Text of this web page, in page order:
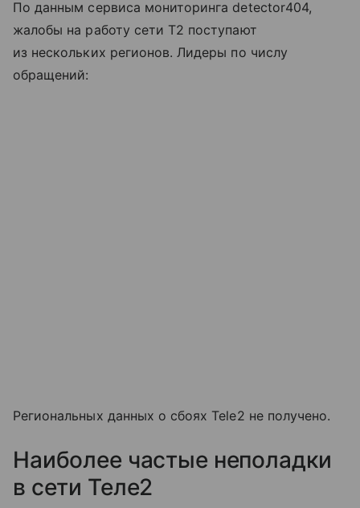
По данным сервиса мониторинга detector404,
жалобы на работу сети T2 поступают
из нескольких регионов. Лидеры по числу
обращений:
Региональных данных о сбоях Tele2 не получено.
Наиболее частые неполадки
в сети Теле2